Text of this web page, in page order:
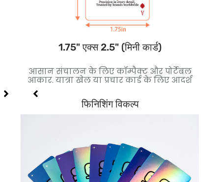
1.75" एक्स 2.5" (मिनी कार्ड)
आसान संचालन के लिए कॉम्पैक्ट और पोर्टेबल
आकार. यात्रा खेल या प्रचार कार्ड के लिए आदर्श
फिनिशिंग विकल्प